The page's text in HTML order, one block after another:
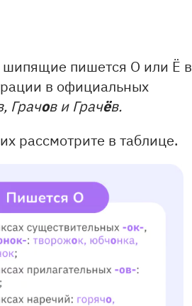
пишется О или Ё в
в официальных
Грачов и Грачёв.
рассмотрите в таблице.